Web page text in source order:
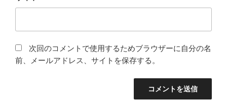
次回のコメントで使用するためブラウザーに自分の名
前、メールアドレス、サイトを保存する。